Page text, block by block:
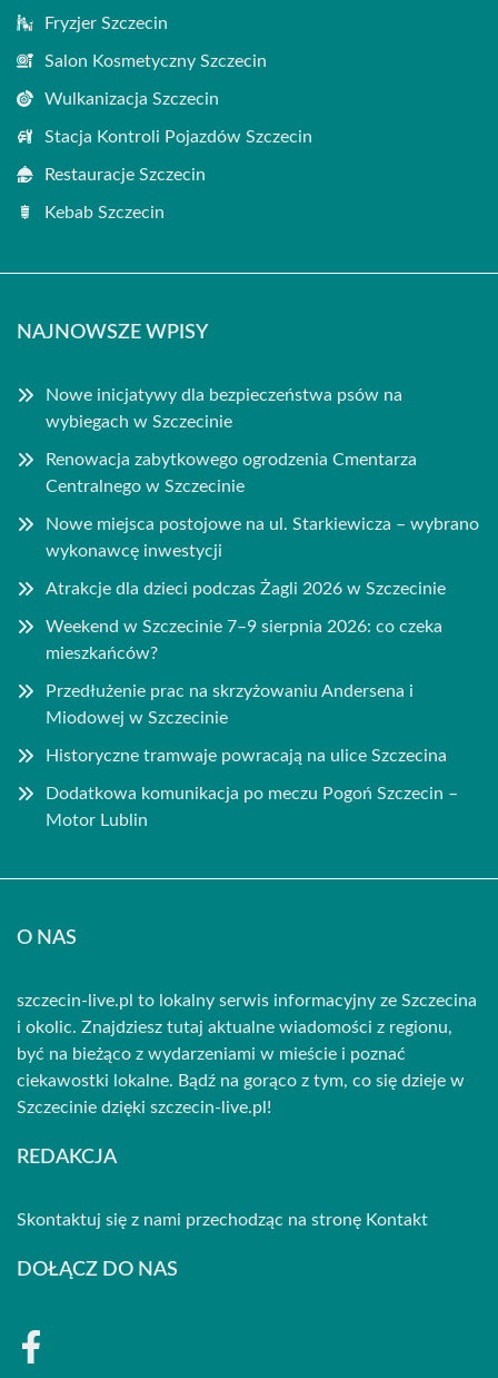
Fryzjer Szczecin
Salon Kosmetyczny Szczecin
Wulkanizacja Szczecin
Stacja Kontroli Pojazdów Szczecin
Restauracje Szczecin
Kebab Szczecin
NAJNOWSZE WPISY
Nowe inicjatywy dla bezpieczeństwa psów na
wybiegach w Szczecinie
Renowacja zabytkowego ogrodzenia Cmentarza
Centralnego w Szczecinie
Nowe miejsca postojowe na ul. Starkiewicza – wybrano
wykonawcę inwestycji
Atrakcje dla dzieci podczas Żagli 2026 w Szczecinie
Weekend w Szczecinie 7–9 sierpnia 2026: co czeka
mieszkańców?
Przedłużenie prac na skrzyżowaniu Andersena i
Miodowej w Szczecinie
Historyczne tramwaje powracają na ulice Szczecina
Dodatkowa komunikacja po meczu Pogoń Szczecin –
Motor Lublin
O NAS
szczecin-live.pl to lokalny serwis informacyjny ze Szczecina
i okolic. Znajdziesz tutaj aktualne wiadomości z regionu,
być na bieżąco z wydarzeniami w mieście i poznać
ciekawostki lokalne. Bądź na gorąco z tym, co się dzieje w
Szczecinie dzięki szczecin-live.pl!
REDAKCJA
Skontaktuj się z nami przechodząc na stronę Kontakt
DOŁĄCZ DO NAS